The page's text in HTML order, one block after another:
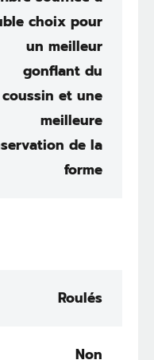
choix pour
un meilleur
gonflant du
coussin et une
meilleure
de la
forme
Roulés
Non